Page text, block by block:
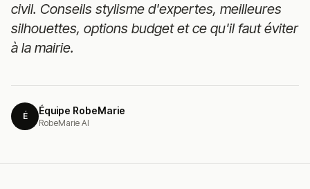
civil. Conseils stylisme d'expertes, meilleures
silhouettes, options budget et ce qu'il faut éviter
à la mairie.
É Équipe RobeMarie
RobeMarie AI